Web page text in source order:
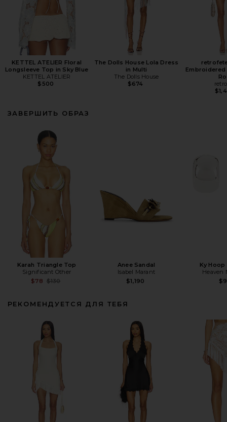
KETTEL ATELIER Floral
Longsleeve Top in Sky Blue
KETTEL ATELIER
$500
The Dolls House Lola Dress
in Multi
The Dolls House
$674
Embroidered
ЗАВЕРШИТЬ ОБРАЗ
Karah Triangle Top
Significant Other
$78 Previous price:
$130
Anee Sandal
Isabel Marant
$1,190
Ky
Heaven
РЕКОМЕНДУЕТСЯ ДЛЯ ТЕБЯ